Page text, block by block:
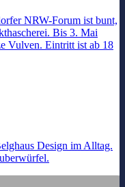
NRW-Forum ist bunt,
Bis 3. Mai
Vulven. Eintritt ist ab 18
Design im Alltag.